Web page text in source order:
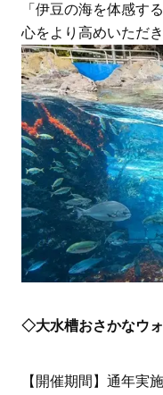
「伊豆の海を体感す
心をより高めいただ
◇大水槽おさかなウ
【開催期間】通年実